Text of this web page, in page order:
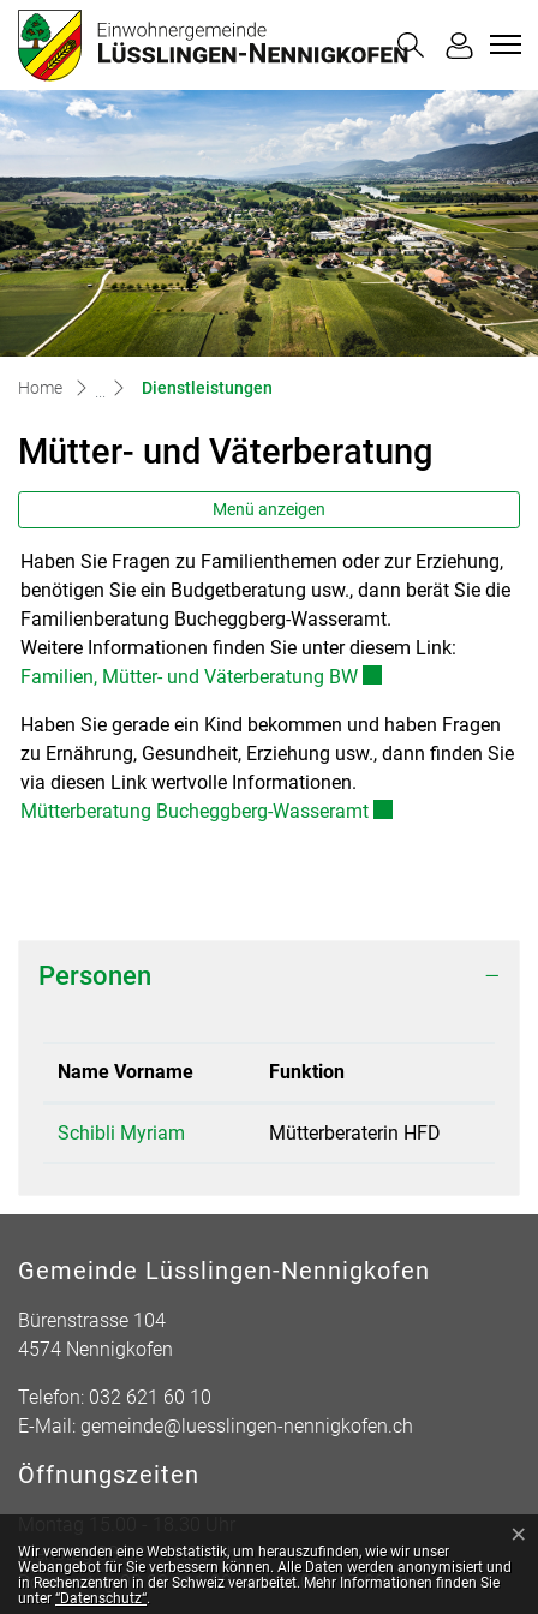
zur Startseite
Direkt zur Hauptnavigation
Direkt zum Inhalt
Direkt zur Suche
Direkt zum Stichwortverzeichnis
Home Dienstleistungen
Mütter- und Väterberatung
Menü anzeigen
Haben Sie Fragen zu Familienthemen oder zur Erziehung,
benötigen Sie ein Budgetberatung usw., dann berät Sie die
Familienberatung Bucheggberg-Wasseramt.
Weitere Informationen finden Sie unter diesem Link:
Familien, Mütter- und Väterberatung BWExterner Link wird in
Haben Sie gerade ein Kind bekommen und haben Fragen
zu Ernährung, Gesundheit, Erziehung usw., dann finden Sie
via diesen Link wertvolle Informationen.
Mütterberatung Bucheggberg-WasseramtExterner Link wird
Zugehörige Objekte
Personen
Name Vorname Funktion
Schibli Myriam Mütterberaterin HFD
Gemeinde Lüsslingen-Nennigkofen
Bürenstrasse 104
4574 Nennigkofen
Telefon: 032 621 60 10
E-Mail: gemeinde@luesslingen-nennigkofen.ch
Öffnungszeiten
Dienstag 08.30 - 11.30 Uhr
Donnerstag 08.30 - 11.30 und 14.00 - 17.00 Uhr
Webstatistik
Wir verwenden eine Webstatistik, um herauszufinden, wie wir unser
Webangebot für Sie verbessern können. Alle Daten werden anonymisiert und
in Rechenzentren in der Schweiz verarbeitet. Mehr Informationen finden Sie
unter“Datenschutz“.
×